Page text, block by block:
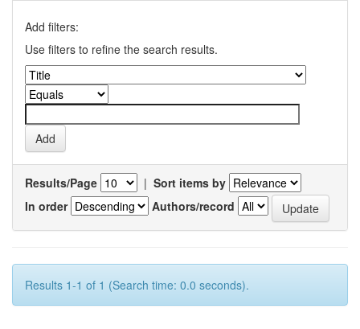
Add filters:
Use filters to refine the search results.
Results/Page | Sort items by
In order
Authors/record
Results 1-1 of 1 (Search time: 0.0 seconds).